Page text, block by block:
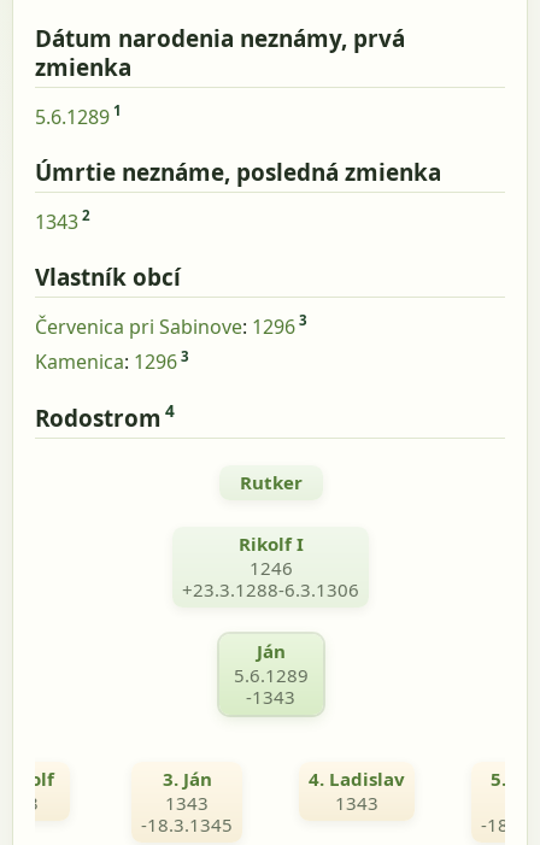
Dátum narodenia neznámy, prvá
zmienka
5.6.1289 1
Úmrtie neznáme, posledná zmienka
1343 2
Vlastník obcí
Červenica pri Sabinove: 1296 3
Kamenica: 1296 3
Rodostrom 4
Rutker
Rikolf I
1246
+23.3.1288-6.3.1306
Ján
5.6.1289
-1343
3. Ján
1343
-18.3.1345
4. Ladislav
1343
5.
-